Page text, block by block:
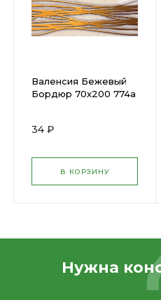
Валенсия Бежевый
Бордюр 70х200 774а
34 ₽
В КОРЗИНУ
Нужна